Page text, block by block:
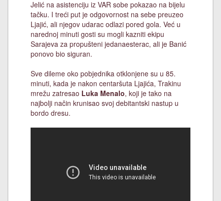
Jelić na asistenciju iz VAR sobe pokazao na bijelu
tačku. I treći put je odgovornost na sebe preuzeo
Ljajić, ali njegov udarac odlazi pored gola. Već u
narednoj minuti gosti su mogli kazniti ekipu
Sarajeva za propušteni jedanaesterac, ali je Banić
ponovo bio siguran.
Sve dileme oko pobjednika otklonjene su u 85.
minuti, kada je nakon centaršuta Ljajića, Trakinu
mrežu zatresao Luka Menalo, koji je tako na
najbolji način krunisao svoj debitantski nastup u
bordo dresu.